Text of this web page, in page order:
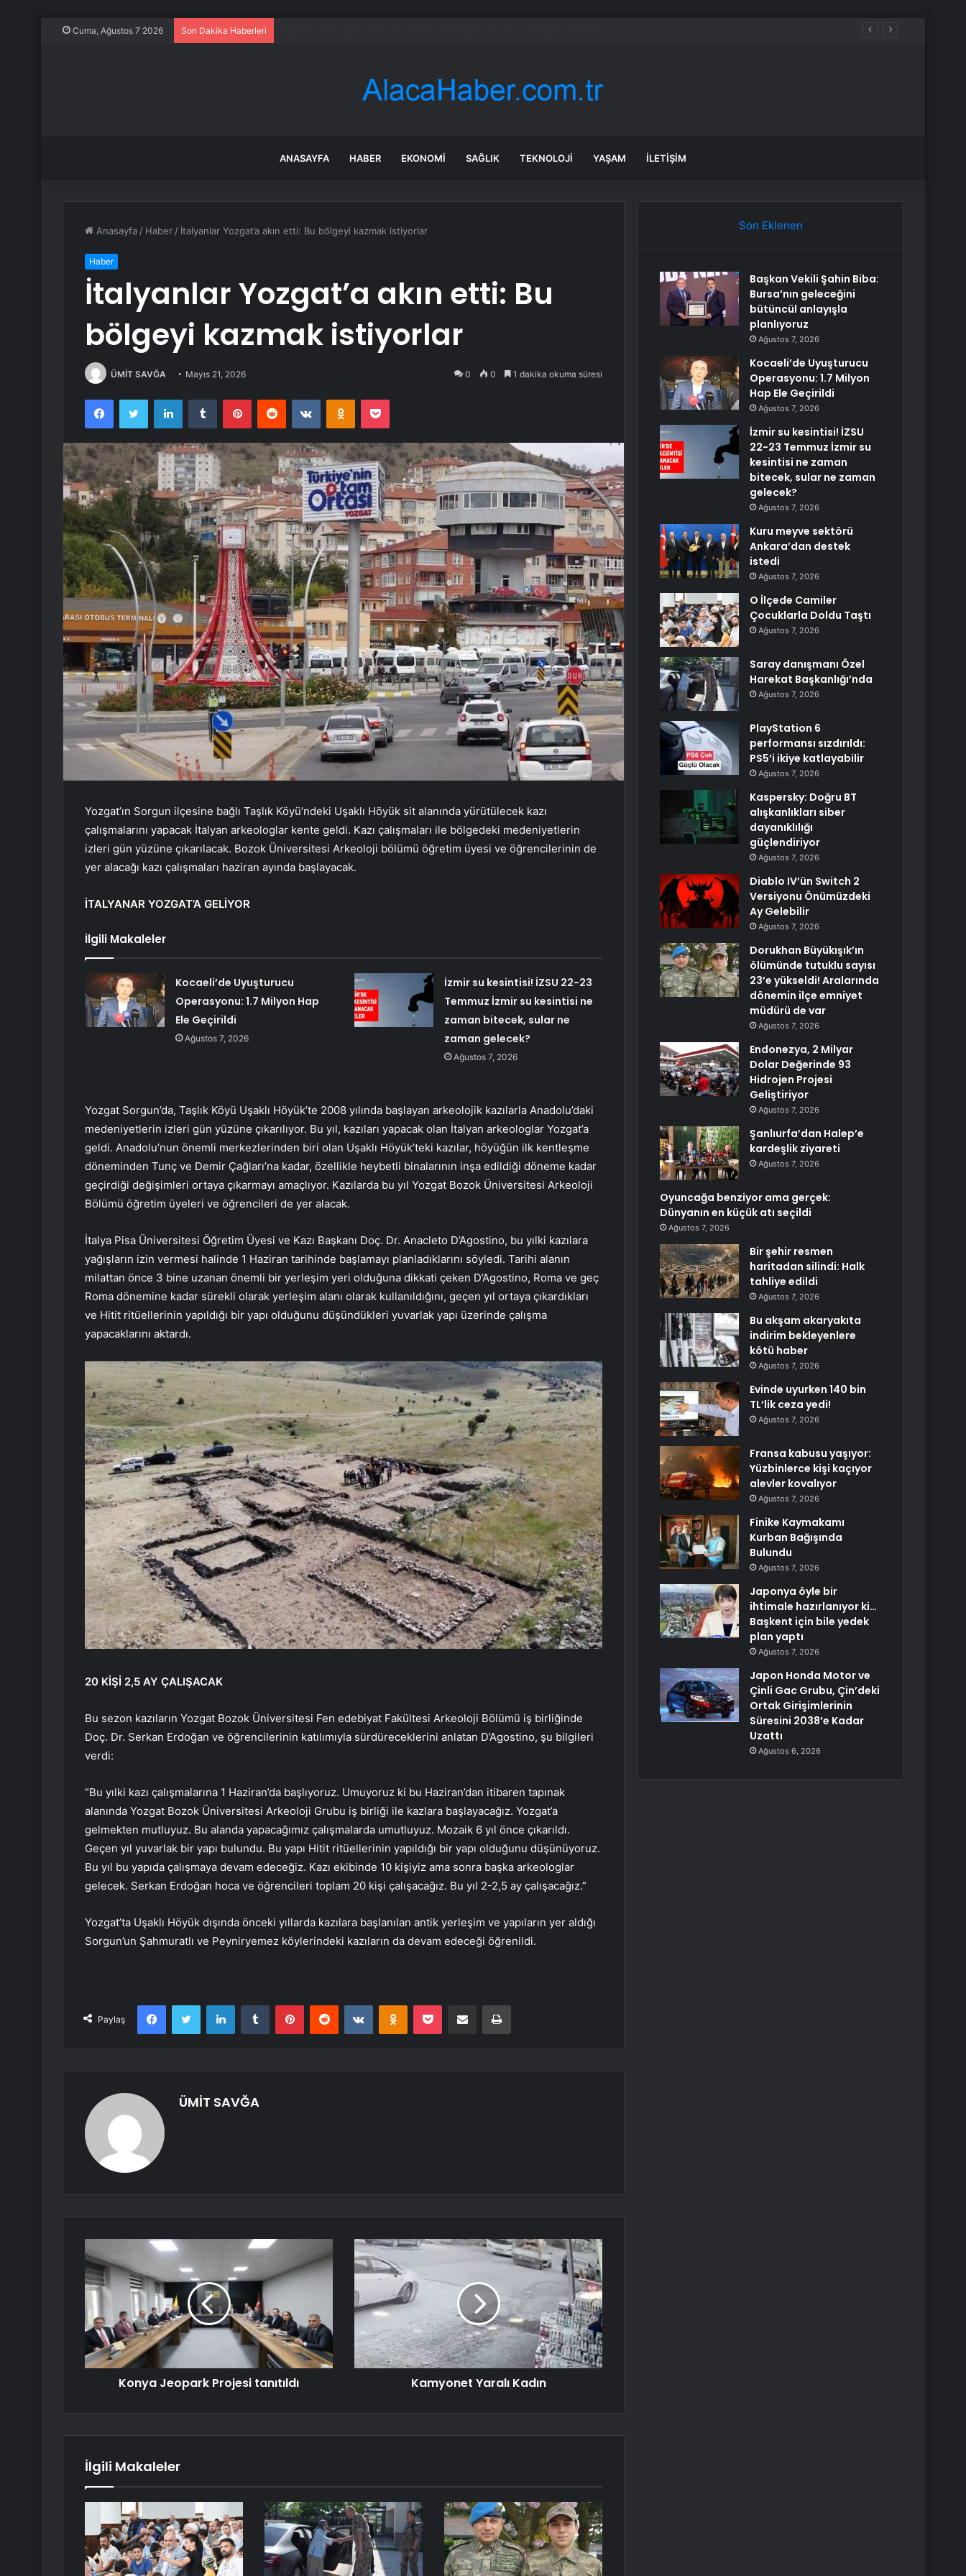
Cuma, Ağustos 7 2026 Son Dakika Haberleri
ANASAYFA HABER EKONOMI SAĞLIK TEKNOLOJI YAŞAM İLETIŞIM
Anasayfa / Haber / İtalyanlar Yozgat’a akın etti: Bu bölgeyi kazmak istiyorlar
Haber
İtalyanlar Yozgat’a akın etti: Bu
bölgeyi kazmak istiyorlar
ÜMİT SAVĞA Mayıs 21, 2026 0 0 1 dakika okuma süresi
FacebookTwitter LinkedInTumblr PinterestReddit VKontakteOdnoklassniki
Pocket
Yozgat’ın Sorgun ilçesine bağlı Taşlık Köyü’ndeki Uşaklı Höyük sit alanında yürütülecek kazı
çalışmalarını yapacak İtalyan arkeologlar kente geldi. Kazı çalışmaları ile bölgedeki medeniyetlerin
izleri gün yüzüne çıkarılacak. Bozok Üniversitesi Arkeoloji bölümü öğretim üyesi ve öğrencilerinin de
yer alacağı kazı çalışmaları haziran ayında başlayacak.
İTALYANAR YOZGAT’A GELİYOR
İlgili Makaleler
Kocaeli’de Uyuşturucu
Operasyonu: 1.7 Milyon Hap
Ele Geçirildi
Ağustos 7, 2026
İzmir su kesintisi! İZSU 22-23
Temmuz İzmir su kesintisi ne
zaman bitecek, sular ne
zaman gelecek?
Ağustos 7, 2026
Yozgat Sorgun’da, Taşlık Köyü Uşaklı Höyük’te 2008 yılında başlayan arkeolojik kazılarla Anadolu’daki
medeniyetlerin izleri gün yüzüne çıkarılıyor. Bu yıl, kazıları yapacak olan İtalyan arkeologlar Yozgat’a
geldi. Anadolu’nun önemli merkezlerinden biri olan Uşaklı Höyük’teki kazılar, höyüğün ilk kentleşme
döneminden Tunç ve Demir Çağları’na kadar, özellikle heybetli binalarının inşa edildiği döneme kadar
geçirdiği değişimleri ortaya çıkarmayı amaçlıyor. Kazılarda bu yıl Yozgat Bozok Üniversitesi Arkeoloji
Bölümü öğretim üyeleri ve öğrencileri de yer alacak.
İtalya Pisa Üniversitesi Öğretim Üyesi ve Kazı Başkanı Doç. Dr. Anacleto D’Agostino, bu yılki kazılara
yağışların izin vermesi halinde 1 Haziran tarihinde başlamayı planladıklarını söyledi. Tarihi alanın
milattan önce 3 bine uzanan önemli bir yerleşim yeri olduğuna dikkati çeken D’Agostino, Roma ve geç
Roma dönemine kadar sürekli olarak yerleşim alanı olarak kullanıldığını, geçen yıl ortaya çıkardıkları
ve Hitit ritüellerinin yapıldığı bir yapı olduğunu düşündükleri yuvarlak yapı üzerinde çalışma
yapacaklarını aktardı.
20 KİŞİ 2,5 AY ÇALIŞACAK
Bu sezon kazıların Yozgat Bozok Üniversitesi Fen edebiyat Fakültesi Arkeoloji Bölümü iş birliğinde
Doç. Dr. Serkan Erdoğan ve öğrencilerinin katılımıyla sürdüreceklerini anlatan D’Agostino, şu bilgileri
verdi:
“Bu yılki kazı çalışmalarına 1 Haziran’da başlıyoruz. Umuyoruz ki bu Haziran’dan itibaren tapınak
alanında Yozgat Bozok Üniversitesi Arkeoloji Grubu iş birliği ile kazlara başlayacağız. Yozgat’a
gelmekten mutluyuz. Bu alanda yapacağımız çalışmalarda umutluyuz. Mozaik 6 yıl önce çıkarıldı.
Geçen yıl yuvarlak bir yapı bulundu. Bu yapı Hitit ritüellerinin yapıldığı bir yapı olduğunu düşünüyoruz.
Bu yıl bu yapıda çalışmaya devam edeceğiz. Kazı ekibinde 10 kişiyiz ama sonra başka arkeologlar
gelecek. Serkan Erdoğan hoca ve öğrencileri toplam 20 kişi çalışacağız. Bu yıl 2-2,5 ay çalışacağız.”
Yozgat’ta Uşaklı Höyük dışında önceki yıllarda kazılara başlanılan antik yerleşim ve yapıların yer aldığı
Sorgun’un Şahmuratlı ve Peyniryemez köylerindeki kazıların da devam edeceği öğrenildi.
Paylaş
FacebookTwitter LinkedInTumblr PinterestReddit VKontakteOdnoklassniki
Pocket E-Posta ile paylaş Yazdır
ÜMİT SAVĞA
Konya Jeopark Projesi tanıtıldı Kamyonet Yaralı Kadın
İlgili Makaleler
Son Eklenen
Başkan Vekili Şahin Biba:
Bursa’nın geleceğini
bütüncül anlayışla
planlıyoruz
Ağustos 7, 2026
Kocaeli’de Uyuşturucu
Operasyonu: 1.7 Milyon
Hap Ele Geçirildi
Ağustos 7, 2026
İzmir su kesintisi! İZSU
22-23 Temmuz İzmir su
kesintisi ne zaman
bitecek, sular ne zaman
gelecek?
Ağustos 7, 2026
Kuru meyve sektörü
Ankara’dan destek
istedi
Ağustos 7, 2026
O İlçede Camiler
Çocuklarla Doldu Taştı
Ağustos 7, 2026
Saray danışmanı Özel
Harekat Başkanlığı’nda
Ağustos 7, 2026
PlayStation 6
performansı sızdırıldı:
PS5’i ikiye katlayabilir
Ağustos 7, 2026
Kaspersky: Doğru BT
alışkanlıkları siber
dayanıklılığı
güçlendiriyor
Ağustos 7, 2026
Diablo IV’ün Switch 2
Versiyonu Önümüzdeki
Ay Gelebilir
Ağustos 7, 2026
Dorukhan Büyükışık’ın
ölümünde tutuklu sayısı
23’e yükseldi! Aralarında
dönemin ilçe emniyet
müdürü de var
Ağustos 7, 2026
Endonezya, 2 Milyar
Dolar Değerinde 93
Hidrojen Projesi
Geliştiriyor
Ağustos 7, 2026
Şanlıurfa’dan Halep’e
kardeşlik ziyareti
Ağustos 7, 2026
Oyuncağa benziyor ama gerçek:
Dünyanın en küçük atı seçildi
Ağustos 7, 2026
Bir şehir resmen
haritadan silindi: Halk
tahliye edildi
Ağustos 7, 2026
Bu akşam akaryakıta
indirim bekleyenlere
kötü haber
Ağustos 7, 2026
Evinde uyurken 140 bin
TL’lik ceza yedi!
Ağustos 7, 2026
Fransa kabusu yaşıyor:
Yüzbinlerce kişi kaçıyor
alevler kovalıyor
Ağustos 7, 2026
Finike Kaymakamı
Kurban Bağışında
Bulundu
Ağustos 7, 2026
Japonya öyle bir
ihtimale hazırlanıyor ki…
Başkent için bile yedek
plan yaptı
Ağustos 7, 2026
Japon Honda Motor ve
Çinli Gac Grubu, Çin’deki
Ortak Girişimlerinin
Süresini 2038’e Kadar
Uzattı
Ağustos 6, 2026